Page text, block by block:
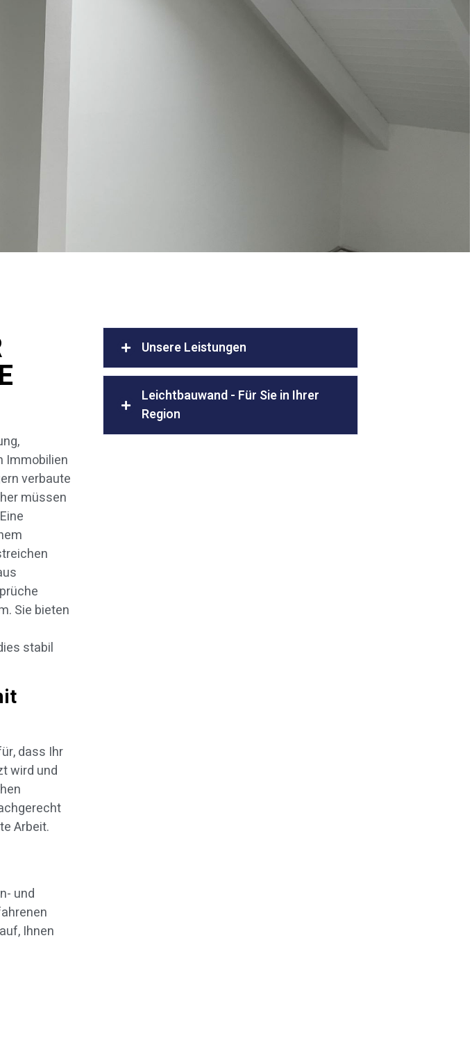
Immobilien
verbaute
müssen
Sie bieten
stabil
dass Ihr
wird und
Arbeit.
und
Ihnen
Unsere Leistungen
Leichtbauwand - Für Sie in Ihrer
Region